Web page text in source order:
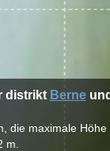
distrikt Berne
die maximale
m.